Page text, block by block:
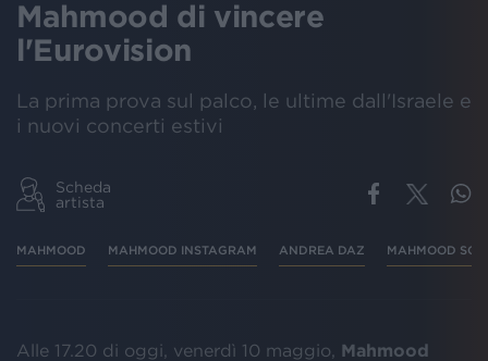
Mahmood di vincere
l'Eurovision
La prima prova sul palco, le ultime dall'Israele e
i nuovi concerti estivi
Scheda
artista
MAHMOOD MAHMOOD INSTAGRAM ANDREA DAZ MAHMOOD
Alle 17.20 di oggi, venerdì 10 maggio, Mahmood